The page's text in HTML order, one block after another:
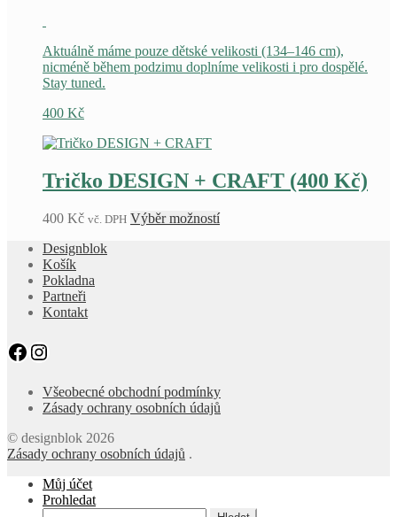
Aktuálně máme pouze dětské velikosti (134–146 cm),
nicméně během podzimu doplníme velikosti i pro dospělé.
Stay tuned.
400 Kč
Tričko DESIGN + CRAFT (400 Kč)
400 Kč vč. DPH Výběr možnostíTento
Designblok
Košík
Pokladna
Partneři
Kontakt
Facebook
Instagram
Všeobecné obchodní podmínky
Zásady ochrany osobních údajů
© designblok 2026
Zásady ochrany osobních údajů .
Můj účet
Prohledat